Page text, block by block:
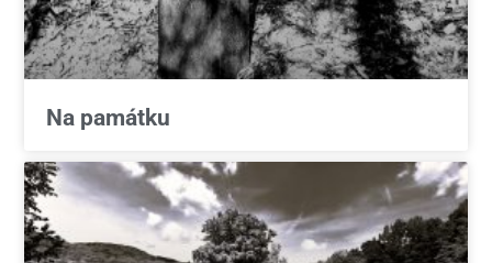
Na památku